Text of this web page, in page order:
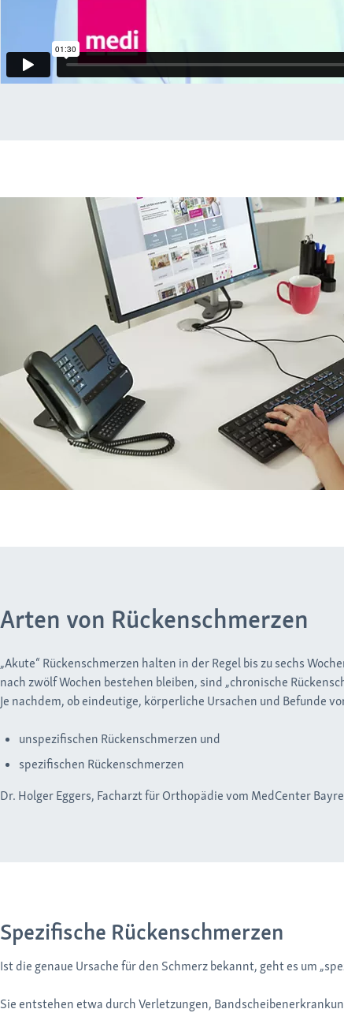
Arten von Rückenschmerzen
„Akute“ Rückenschmerzen halten in der Regel bis zu sechs
nach zwölf Wochen bestehen bleiben, sind „chronische
Je nachdem, ob eindeutige, körperliche Ursachen und Befunde
unspezifischen Rückenschmerzen und
spezifischen Rückenschmerzen
Dr. Holger Eggers, Facharzt für Orthopädie vom MedCenter
Spezifische Rückenschmerzen
Ist die genaue Ursache für den Schmerz bekannt, geht es um
Sie entstehen etwa durch Verletzungen,